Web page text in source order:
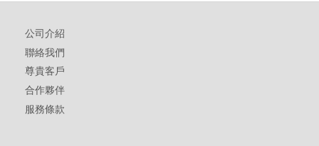
公司介紹
聯絡我們
尊貴客戶
合作夥伴
服務條款